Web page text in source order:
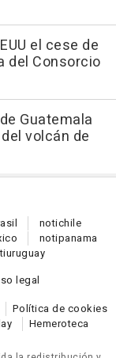
el cese de
del Consorcio
Guatemala
volcán de
notichile
notipanama
uruguay
legal
Política de cookies
Hemeroteca